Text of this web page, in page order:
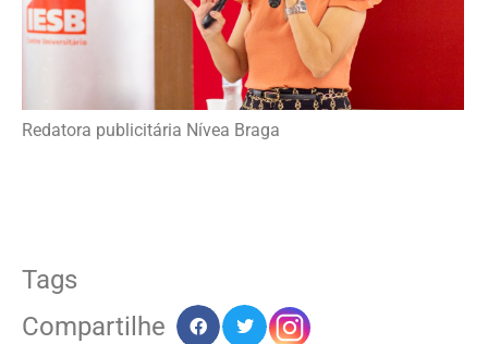
Redatora publicitária Nívea Braga
Tags
Compartilhe